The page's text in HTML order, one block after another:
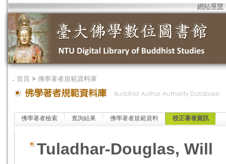
網站導覽
． 首頁 > 佛學著者規範資料庫
佛學著者檢索 查詢結果 佛學著者規範資料 校正著者資訊
Tuladhar-Douglas, Will